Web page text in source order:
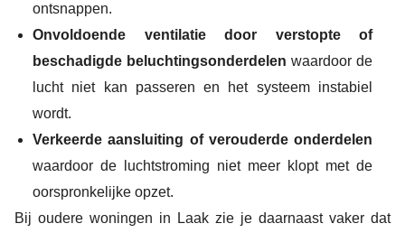
ontsnappen.
Onvoldoende ventilatie door verstopte of
beschadigde beluchtingsonderdelen waardoor de
lucht niet kan passeren en het systeem instabiel
wordt.
Verkeerde aansluiting of verouderde onderdelen
waardoor de luchtstroming niet meer klopt met de
oorspronkelijke opzet.
Bij oudere woningen in Laak zie je daarnaast vaker dat